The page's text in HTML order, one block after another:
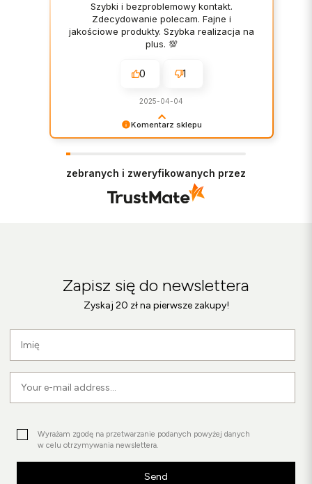
Komentarz sklepu
klientów takich jak Ty i jesteśmy zadowoleni, że
nam się udało. Mamy nadzieję, że do nas wrócisz
:) Pozdrawiamy
Szybki i bezproblemowy kontakt.
Zdecydowanie polecam. Fajne i
jakościowe produkty. Szybka realizacja na
plus. 💯
0 1
2025-04-04
zebranych i zweryfikowanych przez
Zapisz się do newslettera
Zyskaj 20 zł na pierwsze zakupy!
Wyrażam zgodę na przetwarzanie podanych powyżej danych
w celu otrzymywania newslettera.
Send